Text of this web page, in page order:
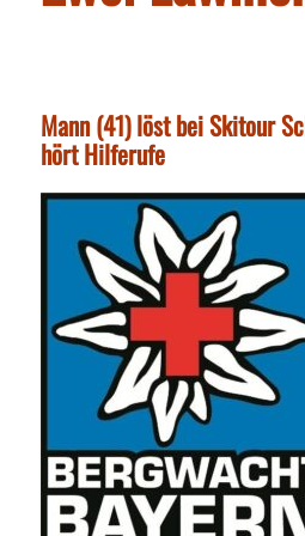
Mann (41) löst bei Skitour
hört Hilferufe